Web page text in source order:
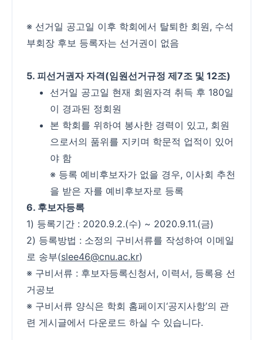
※ 선거일 공고일 이후 학회에서 탈퇴한 회원, 수석
부회장 후보 등록자는 선거권이 없음
5. 피선거권자 자격(임원선거규정 제7조 및 12조)
선거일 공고일 현재 회원자격 취득 후 180일
이 경과된 정회원
본 학회를 위하여 봉사한 경력이 있고, 회원
으로서의 품위를 지키며 학문적 업적이 있어
야 함
※ 등록 예비후보자가 없을 경우, 이사회 추천
을 받은 자를 예비후보자로 등록
6. 후보자등록
1) 등록기간 : 2020.9.2.(수) ~ 2020.9.11.(금)
2) 등록방법 : 소정의 구비서류를 작성하여 이메일
로 송부(slee46@cnu.ac.kr)
※ 구비서류 : 후보자등록신청서, 이력서, 등록용 선
거공보
※ 구비서류 양식은 학회 홈페이지‘공지사항’의 관
련 게시글에서 다운로드 하실 수 있습니다.